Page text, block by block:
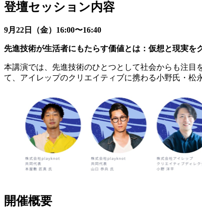
登壇セッション内容
9月22日（金）16:00〜16:40
先進技術が生活者にもたらす価値とは：仮想と現実を
本講演では、先進技術のひとつとして社会からも注
て、アイレップのクリエイティブに携わる小野氏・松
開催概要